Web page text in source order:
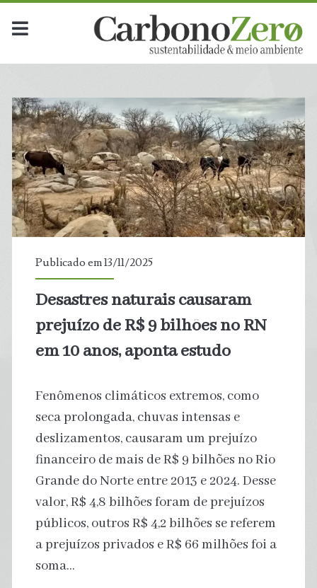
Dia:
<span>13
de
novembro
de
2025</span>
Publicado em 13/11/2025
Desastres naturais causaram
prejuízo de R$ 9 bilhões no RN
em 10 anos, aponta estudo
Fenômenos climáticos extremos, como
seca prolongada, chuvas intensas e
deslizamentos, causaram um prejuízo
financeiro de mais de R$ 9 bilhões no Rio
Grande do Norte entre 2013 e 2024. Desse
valor, R$ 4,8 bilhões foram de prejuízos
públicos, outros R$ 4,2 bilhões se referem
a prejuízos privados e R$ 66 milhões foi a
soma…